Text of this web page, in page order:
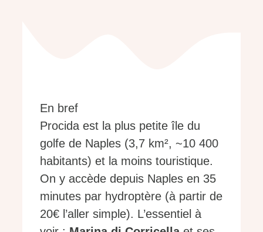
En bref
Procida est la plus petite île du
golfe de Naples (3,7 km², ~10 400
habitants) et la moins touristique.
On y accède depuis Naples en 35
minutes par hydroptère (à partir de
20€ l’aller simple). L’essentiel à